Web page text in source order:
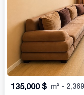
135,000 $ m² - 2,369